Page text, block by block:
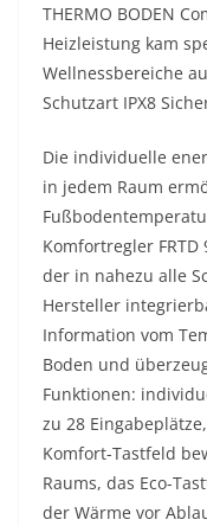
THERMO BODEN
Heizleistung kam
Wellnessbereiche
Schutzart IPX8
Die individuelle
in jedem Raum
Komfortregler FRTD
der in nahezu alle
Hersteller
Information vom
Boden und
Funktionen:
zu 28
Komfort-Tastfeld
Raums, das Eco-
der Wärme vor